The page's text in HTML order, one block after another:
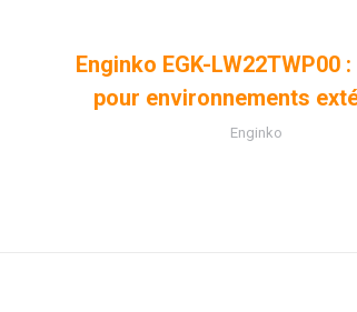
Enginko EGK-LW22TWP00
pour environnements
Enginko